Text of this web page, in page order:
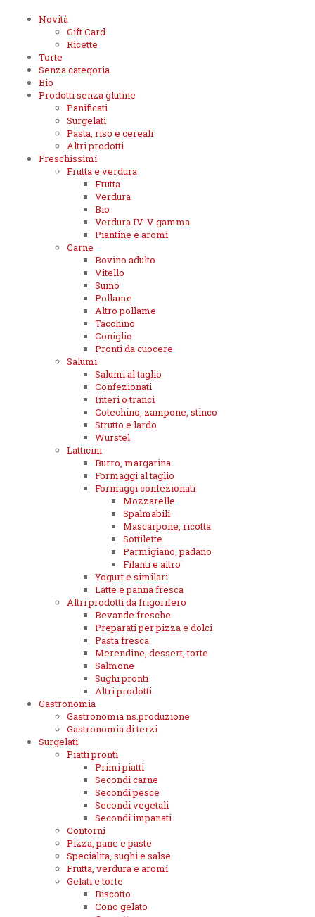
Novità
Gift Card
Ricette
Torte
Senza categoria
Bio
Prodotti senza glutine
Panificati
Surgelati
Pasta, riso e cereali
Altri prodotti
Freschissimi
Frutta e verdura
Frutta
Verdura
Bio
Verdura IV-V gamma
Piantine e aromi
Carne
Bovino adulto
Vitello
Suino
Pollame
Altro pollame
Tacchino
Coniglio
Pronti da cuocere
Salumi
Salumi al taglio
Confezionati
Interi o tranci
Cotechino, zampone, stinco
Strutto e lardo
Wurstel
Latticini
Burro, margarina
Formaggi al taglio
Formaggi confezionati
Mozzarelle
Spalmabili
Mascarpone, ricotta
Sottilette
Parmigiano, padano
Filanti e altro
Yogurt e similari
Latte e panna fresca
Altri prodotti da frigorifero
Bevande fresche
Preparati per pizza e dolci
Pasta fresca
Merendine, dessert, torte
Salmone
Sughi pronti
Altri prodotti
Gastronomia
Gastronomia ns.produzione
Gastronomia di terzi
Surgelati
Piatti pronti
Primi piatti
Secondi carne
Secondi pesce
Secondi vegetali
Secondi impanati
Contorni
Pizza, pane e paste
Specialita, sughi e salse
Frutta, verdura e aromi
Gelati e torte
Biscotto
Cono gelato